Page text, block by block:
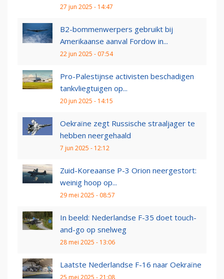
27 jun 2025 - 14:47
B2-bommenwerpers gebruikt bij
Amerikaanse aanval Fordow in...
22 jun 2025 - 07:54
Pro-Palestijnse activisten beschadigen
tankvliegtuigen op...
20 jun 2025 - 14:15
Oekraïne zegt Russische straaljager te
hebben neergehaald
7 jun 2025 - 12:12
Zuid-Koreaanse P-3 Orion neergestort:
weinig hoop op...
29 mei 2025 - 08:57
In beeld: Nederlandse F-35 doet touch-
and-go op snelweg
28 mei 2025 - 13:06
Laatste Nederlandse F-16 naar Oekraïne